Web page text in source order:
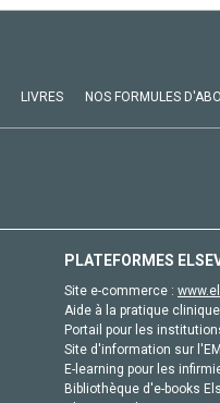
LIVRES NOS FORMULES
PLATEFORMES
Site e-commerce :
Aide à la pratique
Portail pour les
Site d'information sur
E-learning pour les
Bibliothèque d'e-books